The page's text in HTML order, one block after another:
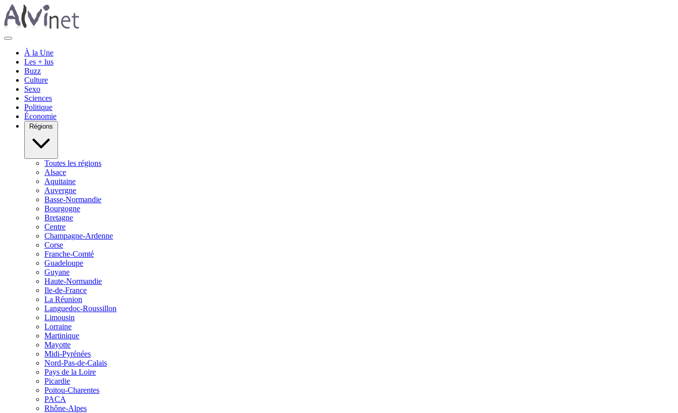
À la Une
Les + lus
Buzz
Culture
Sexo
Sciences
Politique
Économie
Régions
Toutes les régions
Alsace
Aquitaine
Auvergne
Basse-Normandie
Bourgogne
Bretagne
Centre
Champagne-Ardenne
Corse
Franche-Comté
Guadeloupe
Guyane
Haute-Normandie
Ile-de-France
La Réunion
Languedoc-Roussillon
Limousin
Lorraine
Martinique
Mayotte
Midi-Pyrénées
Nord-Pas-de-Calais
Pays de la Loire
Picardie
Poitou-Charentes
PACA
Rhône-Alpes